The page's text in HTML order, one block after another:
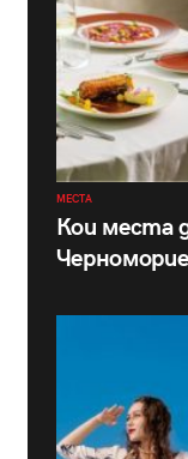
МЕСТА
Кои места